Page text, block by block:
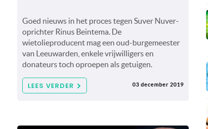
Goed nieuws in het proces tegen Suver Nuver-
oprichter Rinus Beintema. De
wietolieproducent mag een oud-burgemeester
van Leeuwarden, enkele vrijwilligers en
donateurs toch oproepen als getuigen.
LEES VERDER 03 december 2019